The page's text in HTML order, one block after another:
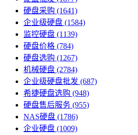
硬盘采购 (1641)
企业级硬盘 (1584)
监控硬盘 (1139)
硬盘价格 (784)
硬盘选购 (1267)
机械硬盘 (2784)
企业级硬盘批发 (687)
希捷硬盘选购 (948)
硬盘售后服务 (955)
NAS硬盘 (1786)
企业硬盘 (1009)